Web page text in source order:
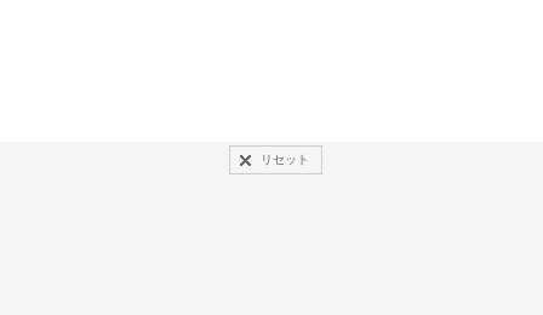
リセット